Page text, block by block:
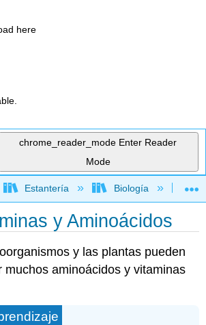
here
chrome_reader_mode Enter Reader
Mode
jerarquía global
Estantería Biología
y Aminoácidos
y las plantas pueden
muchos aminoácidos y vitaminas